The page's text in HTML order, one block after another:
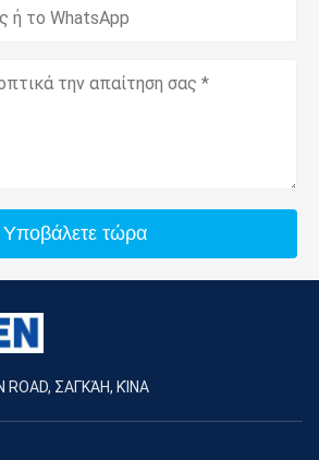
Υποβάλετε τώρα
ΣΑΓΚΆΗ, ΚΊΝΑ